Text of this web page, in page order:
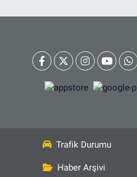
Trafik Durumu
Haber Arşivi